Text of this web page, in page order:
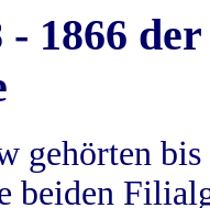
- 1866
gehörten
beiden